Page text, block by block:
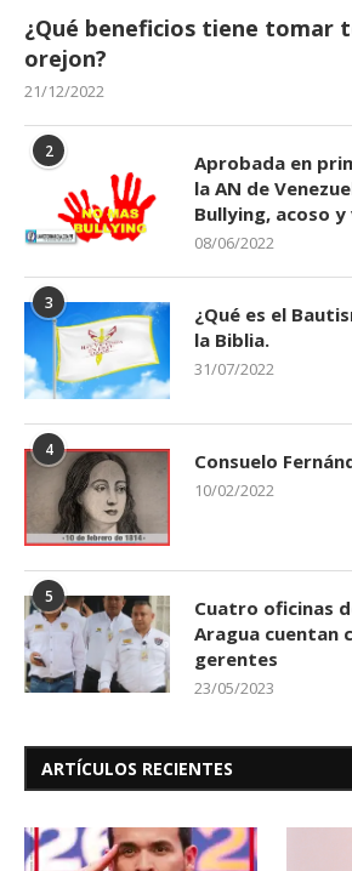
¿Qué beneficios tiene tomar
orejon?
21/12/2022
2
Aprobada en
la AN de
Bullying, acoso
08/06/2022
3
¿Qué es el
la Biblia.
31/07/2022
4 Consuelo
10/02/2022
5
Cuatro oficinas
Aragua cuentan
gerentes
23/05/2023
ARTÍCULOS RECIENTES